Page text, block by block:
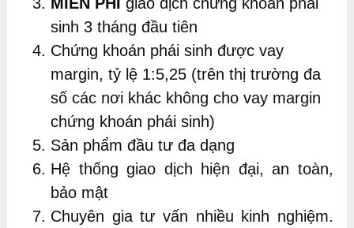
sinh 3 tháng đầu tiên
Chứng khoán phái sinh được vay
margin, tỷ lệ 1:5,25 (trên thị trường đa
số các nơi khác không cho vay margin
chứng khoán phái sinh)
Sản phẩm đầu tư đa dạng
Hệ thống giao dịch hiện đại, an toàn,
bảo mật
Chuyên gia tư vấn nhiều kinh nghiệm.